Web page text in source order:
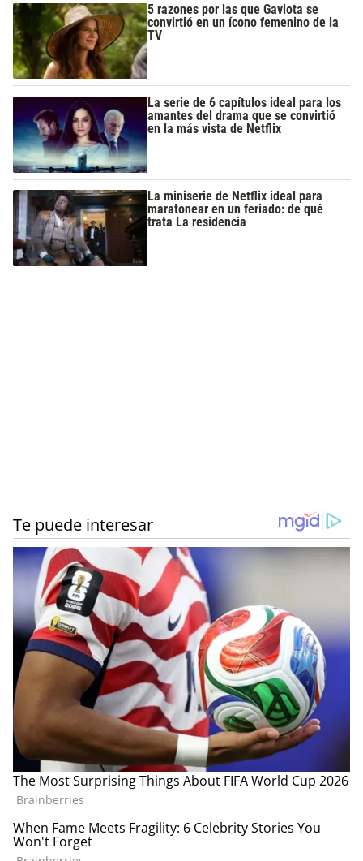
5 razones por las que Gaviota se
convirtió en un ícono femenino de la
TV
La serie de 6 capítulos ideal para los
amantes del drama que se convirtió
en la más vista de Netflix
La miniserie de Netflix ideal para
maratonear en un feriado: de qué
trata La residencia